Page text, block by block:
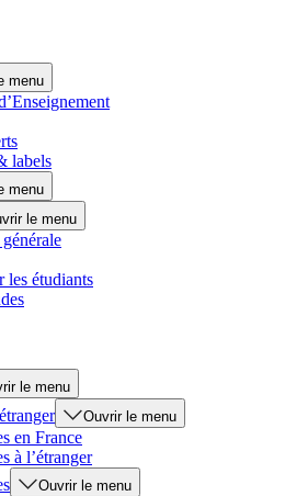
menu
labels
menu
le menu
les étudiants
le menu
Ouvrir le menu
en France
à l’étranger
Ouvrir le menu